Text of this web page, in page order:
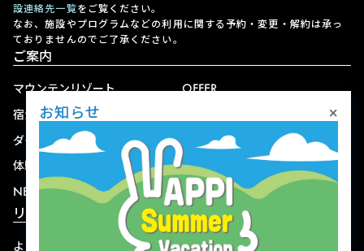
設連絡先一覧をご覧ください。
なお、施設やプログラムなどの利用に関する予約・変更・解約は承っ
ておりませんのでご了承ください。
ご案内
マウンテンリゾート
宿泊
ダイニング
体験
NEWS
OFFER
ショップ
リゾート情報
よくある質問 関連施設
お知らせ ×